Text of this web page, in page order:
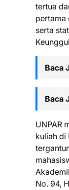
tertua
pertama
serta
Baca
Baca
UNPAR
kuliah di
No. 94,